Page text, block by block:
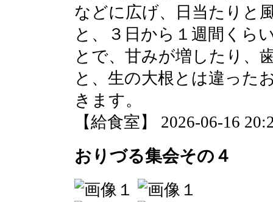
などに広げ、日当たりと
と、３日から１週間くら
とで、甘みが増したり、
と、生の大根とは違った
きます。
【給食室】 2026-06-16
おりづる集会その４